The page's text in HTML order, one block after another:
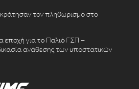
τον πληθωρισμό στο
εποχή για το Παλιό ΓΣΠ –
ανάθεσης των υποστατικών